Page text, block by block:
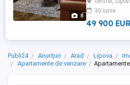
8
această scară
proprietari
se compune
30 iunie
49 900 EUR
Publi24 Anunțuri Arad Lipova
Apartamente de vanzare